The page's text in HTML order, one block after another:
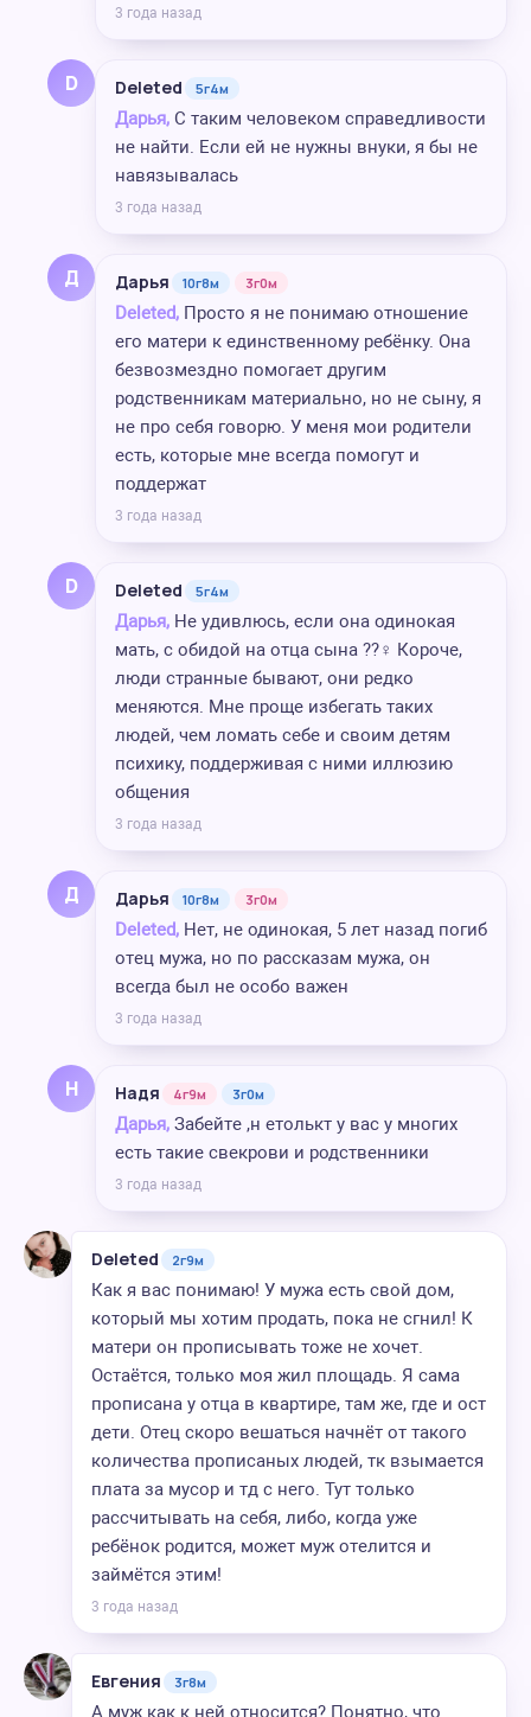
3 года назад
D Deleted 5г4м
Дарья, С таким человеком справедливости
не найти. Если ей не нужны внуки, я бы не
навязывалась
3 года назад
Д Дарья 10г8м 3г0м
Deleted, Просто я не понимаю отношение
его матери к единственному ребёнку. Она
безвозмездно помогает другим
родственникам материально, но не сыну, я
не про себя говорю. У меня мои родители
есть, которые мне всегда помогут и
поддержат
3 года назад
D Deleted 5г4м
Дарья, Не удивлюсь, если она одинокая
мать, с обидой на отца сына ??‍♀️ Короче,
люди странные бывают, они редко
меняются. Мне проще избегать таких
людей, чем ломать себе и своим детям
психику, поддерживая с ними иллюзию
общения
3 года назад
Д Дарья 10г8м 3г0м
Deleted, Нет, не одинокая, 5 лет назад погиб
отец мужа, но по рассказам мужа, он
всегда был не особо важен
3 года назад
Н Надя 4г9м 3г0м
Дарья, Забейте ,н етолькт у вас у многих
есть такие свекрови и родственники
3 года назад
Deleted 2г9м
Как я вас понимаю! У мужа есть свой дом,
который мы хотим продать, пока не сгнил! К
матери он прописывать тоже не хочет.
Остаётся, только моя жил площадь. Я сама
прописана у отца в квартире, там же, где и ост
дети. Отец скоро вешаться начнёт от такого
количества прописаных людей, тк взымается
плата за мусор и тд с него. Тут только
рассчитывать на себя, либо, когда уже
ребёнок родится, может муж отелится и
займётся этим!
3 года назад
Евгения 3г8м
А муж как к ней относится? Понятно, что